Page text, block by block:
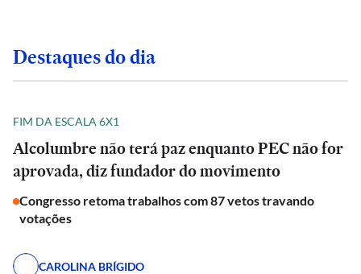
Destaques do dia
FIM DA ESCALA 6X1
Alcolumbre não terá paz enquanto PEC não for
aprovada, diz fundador do movimento
Congresso retoma trabalhos com 87 vetos travando
votações
CAROLINA BRÍGIDO